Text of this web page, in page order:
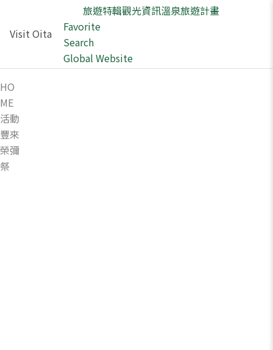
Visit Oita
旅遊特輯觀光資訊溫泉旅遊計畫
Favorite
Search
Global Website
HO
ME
活動
豐來
榮彌
祭